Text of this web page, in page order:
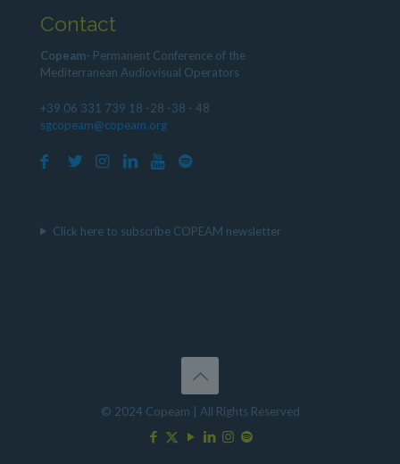
Contact
Copeam- Permanent Conference of the
Mediterranean Audiovisual Operators
+39 06 331 739 18 -28 -38 - 48
sgcopeam@copeam.org
Click here to subscribe COPEAM newsletter
© 2024 Copeam | All Rights Reserved